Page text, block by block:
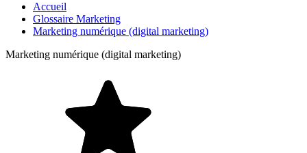
Accueil
Glossaire Marketing
Marketing numérique (digital marketing)
Marketing numérique (digital marketing)